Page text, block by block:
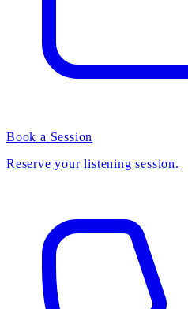
Book a Session
Reserve your listening session.